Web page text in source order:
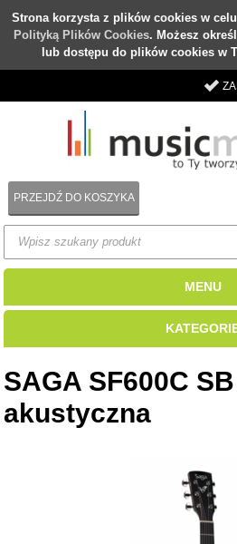
Strona korzysta z plików cookies w
Polityką Plików Cookies. Możesz
lub dostępu do plików cookies w
PRZEJDŹ DO KOSZYKA
MENU
SAGA SF600C
akustyczna